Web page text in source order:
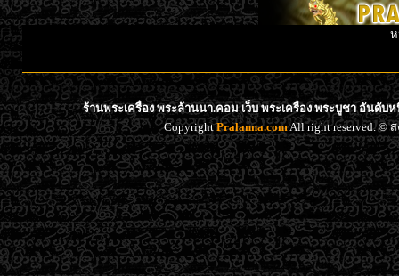
ร้านพระเครื่อง พระล้านนา.คอม เว็บ พระเครื่อง พระบูชา อันดับ
CopyrightPralanna.comAll right reserved. ©